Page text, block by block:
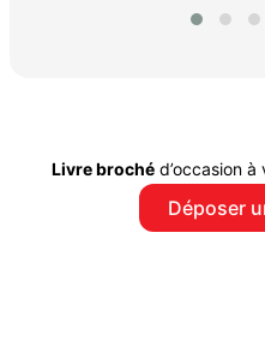
Livre brochéd’occasion à
Déposer